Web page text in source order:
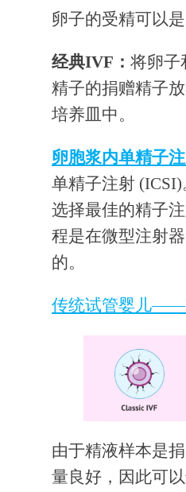
卵子的受精可以是
经典IVF： 将卵子
精子的捐赠精子
培养皿中。
卵胞浆内单精子
单精子注射 (ICSI)
选择最佳的精子
程是在微型注射
的。
传统试管婴儿
由于精液样本是
量良好，因此可